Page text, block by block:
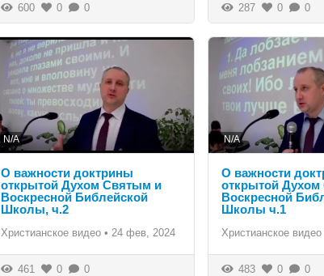
600 0 0 287 0 0
N/A
О важности доктрины
открытой Духом Святым и
Воскресной Библейской
Школы, ч.2
Христианское видео • 24 фев, 2024
461 0 0
N/A
О важности
открытой
Воскресной
Школы ч.1
Христианское видео
483 0 0